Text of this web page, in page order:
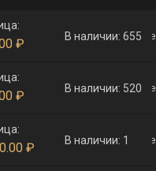
₽
В наличии: 655
в корзине
₽
В наличии: 520
в корзине
₽
В наличии: 1в корзине